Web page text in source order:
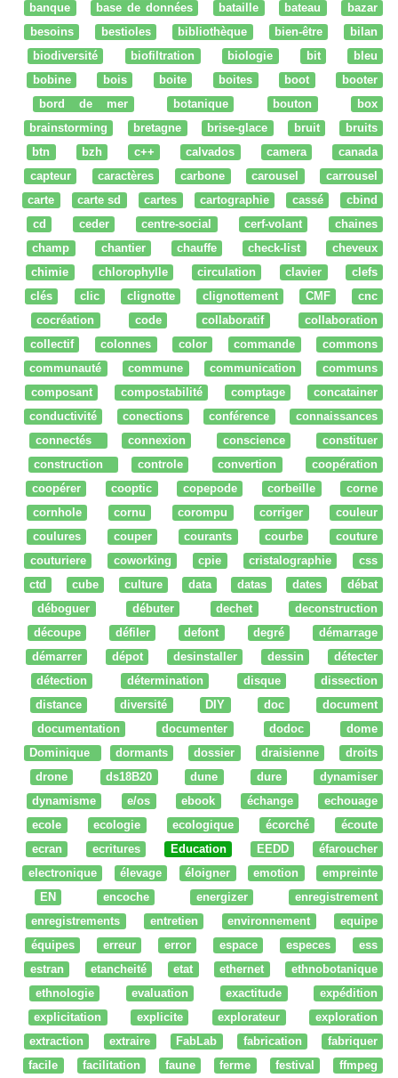
banque
base de données bataille bateau
bazar
besoins
bestioles bibliothèque bien-être
bilan
biodiversité
biofiltration biologie bit
bleu
bobine
bois boite boites boot
booter
bord de mer
botanique bouton
box
brainstorming
bretagne brise-glace bruit
bruits
btn
bzh c++ calvados camera
canada
capteur
caractères carbone carousel
carrousel
carte
carte sd cartes cartographie cassé
cbind
cd
ceder centre-social cerf-volant
chaines
champ
chantier chauffe check-list
cheveux
chimie
chlorophylle circulation clavier
clefs
clés
clic clignotte clignottement CMF
cnc
cocréation
code collaboratif
collaboration
collectif
colonnes color commande
commons
communauté
commune communication
communs
composant
compostabilité comptage
concatainer
conductivité
conections conférence
connaissances
connectés
connexion conscience
constituer
construction
controle convertion
coopération
coopérer
cooptic copepode corbeille
corne
cornhole
cornu corompu corriger
couleur
coulures
couper courants courbe
couture
couturiere
coworking cpie cristalographie
css
ctd
cube culture data datas dates
débat
déboguer
débuter dechet
deconstruction
découpe
défiler defont degré
démarrage
démarrer
dépot desinstaller dessin
détecter
détection
détermination disque
dissection
distance
diversité DIY doc
document
documentation
documenter dodoc
dome
Dominique
dormants dossier draisienne
droits
drone
ds18B20 dune dure
dynamiser
dynamisme
e/os ebook échange
echouage
ecole
ecologie ecologique écorché
écoute
ecran
ecritures Education EEDD
éfaroucher
electronique
élevage éloigner emotion
empreinte
EN
encoche energizer
enregistrement
enregistrements
entretien environnement
equipe
équipes
erreur error espace especes
ess
estran
etancheité etat ethernet
ethnobotanique
ethnologie
evaluation exactitude
expédition
explicitation
explicite explorateur
exploration
extraction
extraire FabLab fabrication
fabriquer
facile
facilitation faune ferme festival ffmpeg